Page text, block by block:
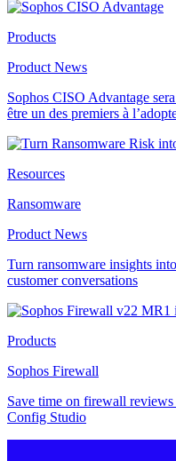
Products
Product News
Sophos CISO Advantage
être un des premiers à
Resources
Ransomware
Product News
Turn ransomware insights
customer conversations
Products
Sophos Firewall
Save time on firewall
Config Studio